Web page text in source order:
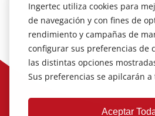
Ingertec utiliza cookies para
de navegación y con fines de
rendimiento y campañas de
configurar sus preferencias de
las distintas opciones
Sus preferencias se apilcarán a
Aceptar